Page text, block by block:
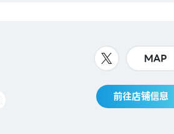
MAP
前往店铺信息